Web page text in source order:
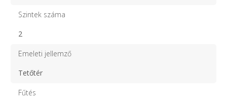
Szintek száma
2
Emeleti jellemző
Tetőtér
Fűtés